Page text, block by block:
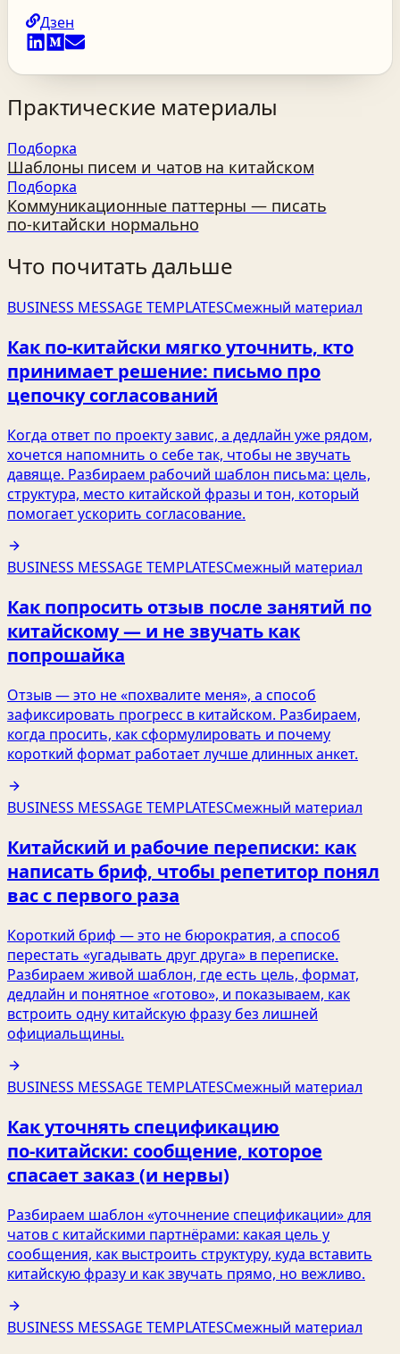
Дзен
Практические материалы
Подборка
Шаблоны писем и чатов на китайском
Подборка
Коммуникационные паттерны — писать
по‑китайски нормально
Что почитать дальше
BUSINESS MESSAGE TEMPLATESСмежный материал
Как по‑китайски мягко уточнить, кто
принимает решение: письмо про
цепочку согласований
Когда ответ по проекту завис, а дедлайн уже рядом,
хочется напомнить о себе так, чтобы не звучать
давяще. Разбираем рабочий шаблон письма: цель,
структура, место китайской фразы и тон, который
помогает ускорить согласование.
BUSINESS MESSAGE TEMPLATESСмежный материал
Как попросить отзыв после занятий по
китайскому — и не звучать как
попрошайка
Отзыв — это не «похвалите меня», а способ
зафиксировать прогресс в китайском. Разбираем,
когда просить, как сформулировать и почему
короткий формат работает лучше длинных анкет.
BUSINESS MESSAGE TEMPLATESСмежный материал
Китайский и рабочие переписки: как
написать бриф, чтобы репетитор понял
вас с первого раза
Короткий бриф — это не бюрократия, а способ
перестать «угадывать друг друга» в переписке.
Разбираем живой шаблон, где есть цель, формат,
дедлайн и понятное «готово», и показываем, как
встроить одну китайскую фразу без лишней
официальщины.
BUSINESS MESSAGE TEMPLATESСмежный материал
Как уточнять спецификацию
по‑китайски: сообщение, которое
спасает заказ (и нервы)
Разбираем шаблон «уточнение спецификации» для
чатов с китайскими партнёрами: какая цель у
сообщения, как выстроить структуру, куда вставить
китайскую фразу и как звучать прямо, но вежливо.
BUSINESS MESSAGE TEMPLATESСмежный материал